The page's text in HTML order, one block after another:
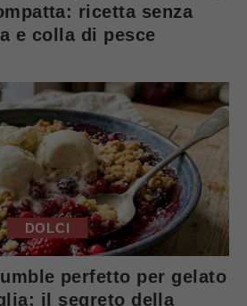
ricetta senza
e colla di pesce
DOLCI
perfetto per gelato
il segreto della